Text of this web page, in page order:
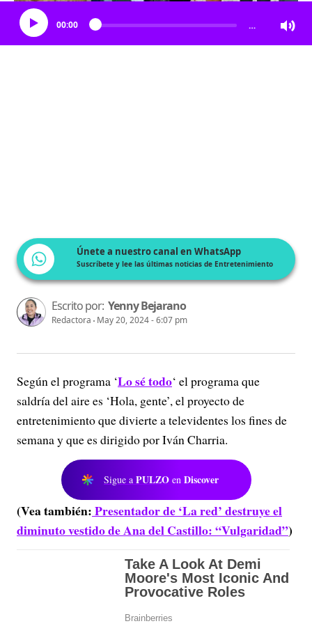
00:00 …
Únete a nuestro canal en WhatsApp
Suscríbete y lee las últimas noticias de Entretenimiento
Escrito por: Yenny Bejarano
Redactora May 20, 2024 - 6:07 pm
Según el programa ‘Lo sé todo‘ el programa que
saldría del aire es ‘Hola, gente’, el proyecto de
entretenimiento que divierte a televidentes los fines de
semana y que es dirigido por Iván Charria.
Sigue a PULZO en Discover
(Vea también:Presentador de ‘La red’ destruye el
diminuto vestido de Ana del Castillo: “Vulgaridad”)